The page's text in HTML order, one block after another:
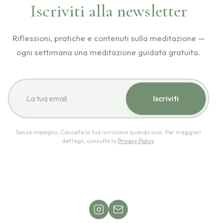
Iscriviti alla newsletter
Riflessioni, pratiche e contenuti sulla meditazione —
ogni settimana una meditazione guidata gratuita.
Iscriviti
Senza impegno. Cancella la tua iscrizione quando vuoi. Per maggiori
dettagli, consulta la Privacy Policy.